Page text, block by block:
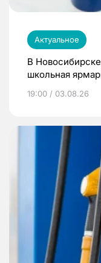
Актуальное
В
школьная
19:00 / 03.08.26